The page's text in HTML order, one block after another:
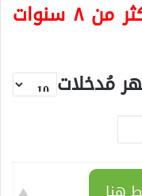
لموقعنا بحكم خبرتهم لأكثر من ٨ سنوات
مُدخلات